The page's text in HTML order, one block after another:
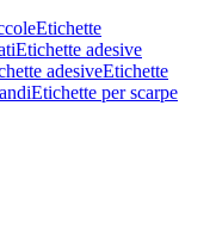
Etichette
Etichette adesive
adesiveEtichette
Etichette per scarpe